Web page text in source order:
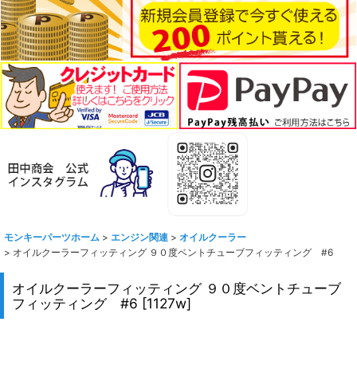
モンキーパーツホーム > エンジン関連 > オイルクーラー
> オイルクーラーフィッティング ９０度ベントチューブフィッティング #6
オイルクーラーフィッティング ９０度ベントチューブ
フィッティング #6 [1127w]